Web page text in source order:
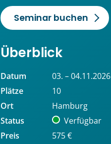
Seminar buchen
Überblick
Datum
03. – 04.11.2026
Plätze
10
Ort
Hamburg
Status
Verfügbar
Preis
575 €